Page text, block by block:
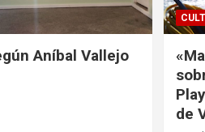
Aníbal Vallejo
de